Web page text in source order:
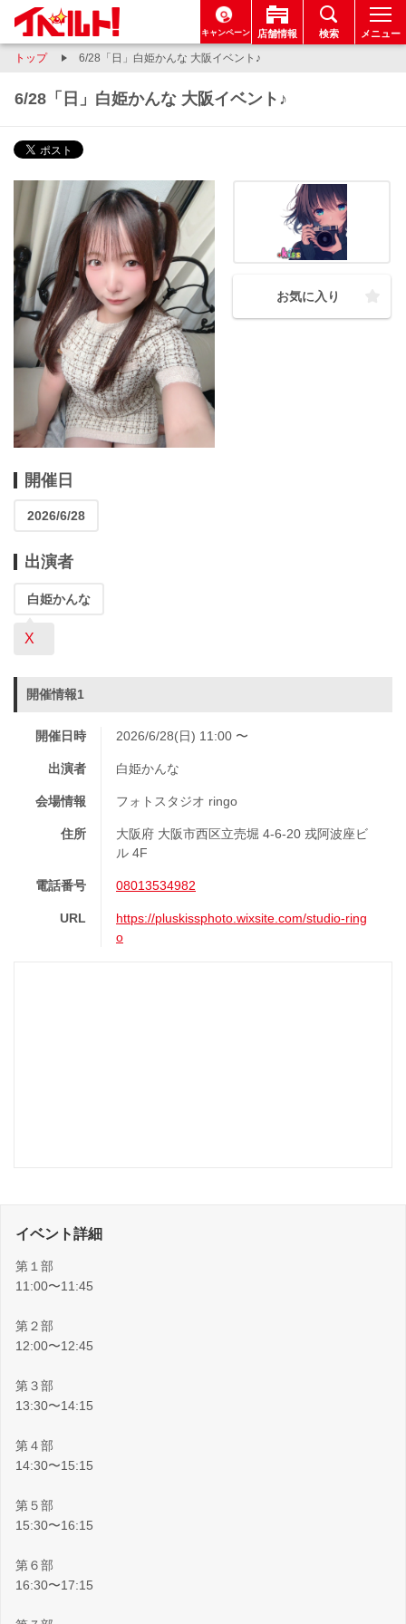
キャンペーン 店舗情報 検索 メニュー
トップ 6/28「日」白姫かんな 大阪イベント♪
6/28「日」白姫かんな 大阪イベント♪
お気に入り
開催日
2026/6/28
出演者
白姫かんな
X
開催情報1
開催日時 2026/6/28(日) 11:00 〜
出演者 白姫かんな
会場情報 フォトスタジオ ringo
住所
大阪府 大阪市西区立売堀 4‐6‐20 戎阿波座ビ
ル 4F
電話番号 08013534982
URL
https://pluskissphoto.wixsite.com/studio-ring
o
イベント詳細
第１部
11:00〜11:45
第２部
12:00〜12:45
第３部
13:30〜14:15
第４部
14:30〜15:15
第５部
15:30〜16:15
第６部
16:30〜17:15